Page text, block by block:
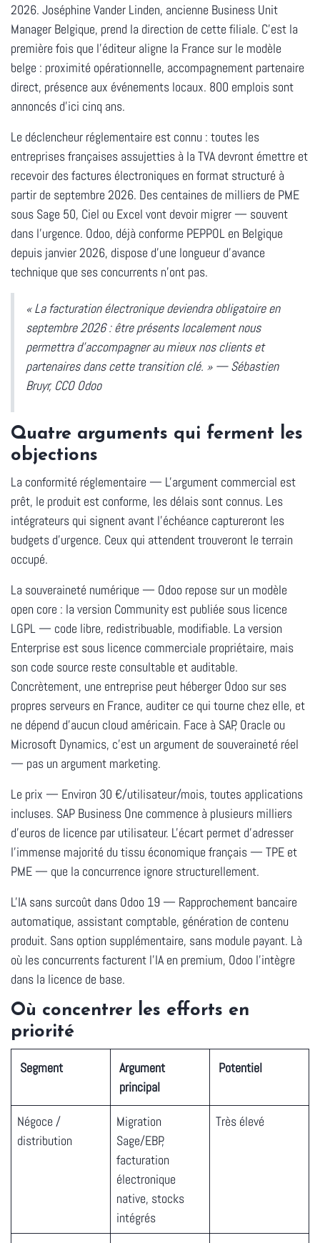
2026. Joséphine Vander Linden, ancienne Business Unit
Manager Belgique, prend la direction de cette filiale. C'est la
première fois que l'éditeur aligne la France sur le modèle
belge : proximité opérationnelle, accompagnement partenaire
direct, présence aux événements locaux. 800 emplois sont
annoncés d'ici cinq ans.
Le déclencheur réglementaire est connu : toutes les
entreprises françaises assujetties à la TVA devront émettre et
recevoir des factures électroniques en format structuré à
partir de septembre 2026. Des centaines de milliers de PME
sous Sage 50, Ciel ou Excel vont devoir migrer — souvent
dans l'urgence. Odoo, déjà conforme PEPPOL en Belgique
depuis janvier 2026, dispose d'une longueur d'avance
technique que ses concurrents n'ont pas.
« La facturation électronique deviendra obligatoire en
septembre 2026 : être présents localement nous
permettra d'accompagner au mieux nos clients et
partenaires dans cette transition clé. »—Sébastien
Bruyr, CCO Odoo
Quatre arguments qui ferment les
objections
La conformité réglementaire — L'argument commercial est
prêt, le produit est conforme, les délais sont connus. Les
intégrateurs qui signent avant l'échéance captureront les
budgets d'urgence. Ceux qui attendent trouveront le terrain
occupé.
La souveraineté numérique — Odoo repose sur un modèle
open core : la version Community est publiée sous licence
LGPL — code libre, redistribuable, modifiable. La version
Enterprise est sous licence commerciale propriétaire, mais
son code source reste consultable et auditable.
Concrètement, une entreprise peut héberger Odoo sur ses
propres serveurs en France, auditer ce qui tourne chez elle, et
ne dépend d'aucun cloud américain. Face à SAP, Oracle ou
Microsoft Dynamics, c'est un argument de souveraineté réel
— pas un argument marketing.
Le prix — Environ 30 €/utilisateur/mois, toutes applications
incluses. SAP Business One commence à plusieurs milliers
d'euros de licence par utilisateur. L'écart permet d'adresser
l'immense majorité du tissu économique français — TPE et
PME — que la concurrence ignore structurellement.
L'IA sans surcoût dans Odoo 19 — Rapprochement bancaire
automatique, assistant comptable, génération de contenu
produit. Sans option supplémentaire, sans module payant. Là
où les concurrents facturent l'IA en premium, Odoo l'intègre
dans la licence de base.
Où concentrer les efforts en
priorité
Segment
Argument
principal
Potentiel
Négoce /
distribution
Migration
Sage/EBP,
facturation
électronique
native, stocks
intégrés
Très élevé